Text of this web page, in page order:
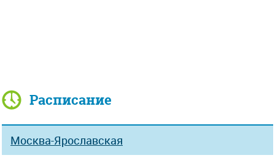
Расписание
Москва-Ярославская